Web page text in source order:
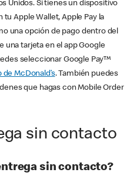
Unidos. Si tienes un dispositivo
tu Apple Wallet, Apple Pay la
una opción de pago dentro del
una tarjeta en el app Google
seleccionar Google Pay™
de McDonald’s. También puedes
que hagas con Mobile Order
sin contacto
sin contacto?